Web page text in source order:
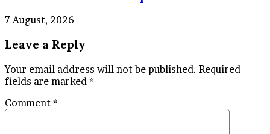
7 August, 2026
Leave a Reply
Your email address will not be published. Required
fields are marked *
Comment *